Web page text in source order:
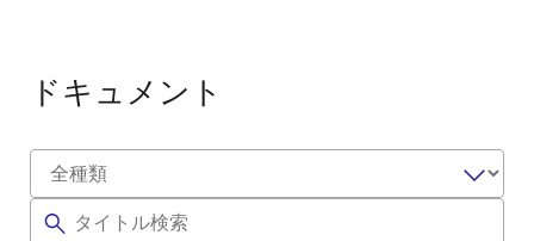
ドキュメント